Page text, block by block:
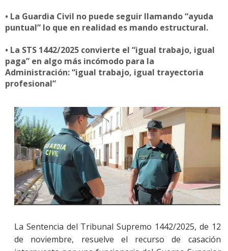
• La Guardia Civil no puede seguir llamando “ayuda
puntual” lo que en realidad es mando estructural.
• La STS 1442/2025 convierte el “igual trabajo, igual
paga” en algo más incómodo para la
Administración: “igual trabajo, igual trayectoria
profesional”
La Sentencia del Tribunal Supremo 1442/2025, de 12
de noviembre, resuelve el recurso de casación